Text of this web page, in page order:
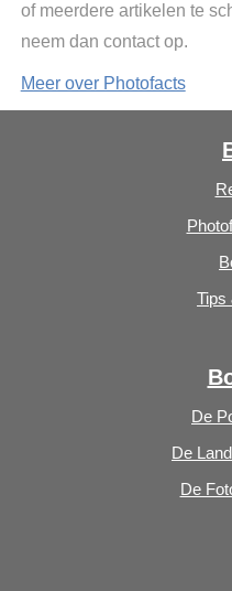
of meerdere artikelen te
neem dan contact op.
Meer over Photofacts
Tips
De
De
De